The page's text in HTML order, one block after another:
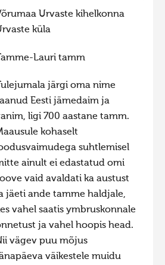
Urvaste kihelkonna
küla
Lauri tamm
järgi oma nime
Eesti jämedaim ja
ligi 700 aastane tamm.
kohaselt
suhtlemisel
ainult ei edastatud omi
vaid avaldati ka austust
jäeti ande tamme haldjale,
vahel saatis ymbruskonnale
ja vahel hoopis head.
vägev puu mõjus
väikestele muidu